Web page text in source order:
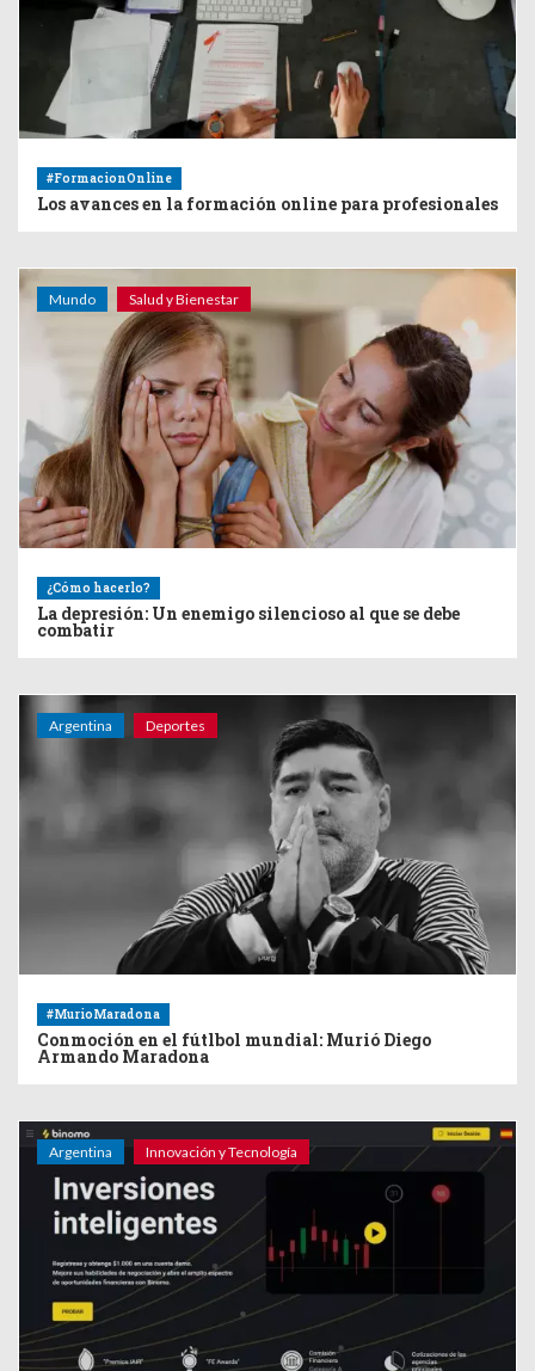
#FormacionOnline
Los avances en la formación online para profesionales
Mundo Salud y Bienestar
¿Cómo hacerlo?
La depresión: Un enemigo silencioso al que se debe
combatir
Argentina Deportes
#MurioMaradona
Conmoción en el fútlbol mundial: Murió Diego
Armando Maradona
Argentina Innovación y Tecnología